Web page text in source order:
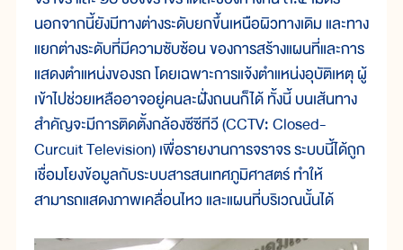
นอกจากนี้ยังมีทางต่างระดับยกขึ้นเหนือผิวทางเดิม และทาง
แยกต่างระดับที่มีความซับซ้อน ของการสร้างแผนที่และการ
แสดงตำแหน่งของรถ โดยเฉพาะการแจ้งตำแหน่งอุบัติเหตุ ผู้
เข้าไปช่วยเหลืออาจอยู่คนละฝั่งถนนก็ได้ ทั้งนี้ บนเส้นทาง
สำคัญจะมีการติดตั้งกล้องซีซีทีวี (CCTV: Closed-
Curcuit Television) เพื่อรายงานการจราจร ระบบนี้ได้ถูก
เชื่อมโยงข้อมูลกับระบบสารสนเทศภูมิศาสตร์ ทำให้
สามารถแสดงภาพเคลื่อนไหว และแผนที่บริเวณนั้นได้